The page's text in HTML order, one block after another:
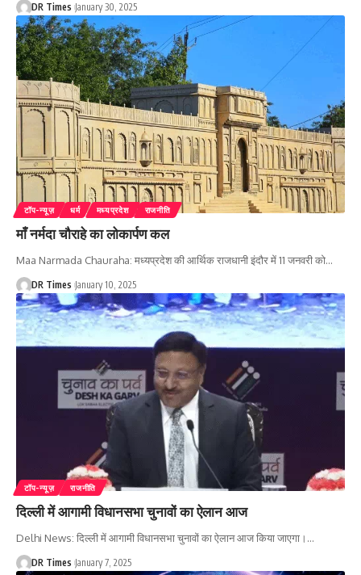
DR Times January 30, 2025
टॉप-न्यूज़ धर्म मध्यप्रदेश राजनीति
माँ नर्मदा चौराहे का लोकार्पण कल
Maa Narmada Chauraha: मध्यप्रदेश की आर्थिक राजधानी इंदौर में 11 जनवरी को…
DR Times January 10, 2025
टॉप-न्यूज़ राजनीति
दिल्ली में आगामी विधानसभा चुनावों का ऐलान आज
Delhi News: दिल्ली में आगामी विधानसभा चुनावों का ऐलान आज किया जाएगा। …
DR Times January 7, 2025